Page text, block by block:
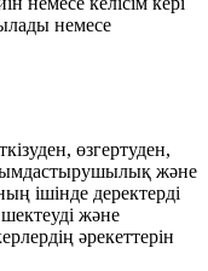
немесе
өзгертуден,
және
ішінде деректерді
және
әрекеттерін